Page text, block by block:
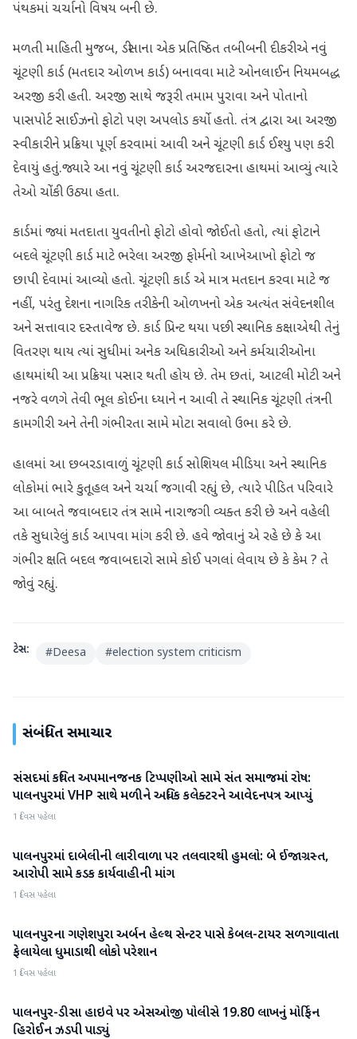
પંથકમાં ચર્ચાનો વિષય બની છે.
​મળતી માહિતી મુજબ, ડીસાના એક પ્રતિષ્ઠિત તબીબની દીકરીએ નવું
ચૂંટણી કાર્ડ (મતદાર ઓળખ કાર્ડ) બનાવવા માટે ઓનલાઈન નિયમબદ્ધ
અરજી કરી હતી. અરજી સાથે જરૂરી તમામ પુરાવા અને પોતાનો
પાસપોર્ટ સાઈઝનો ફોટો પણ અપલોડ કર્યો હતો. તંત્ર દ્વારા આ અરજી
સ્વીકારીને પ્રક્રિયા પૂર્ણ કરવામાં આવી અને ચૂંટણી કાર્ડ ઈશ્યુ પણ કરી
દેવાયું હતું.જ્યારે આ નવું ચૂંટણી કાર્ડ અરજદારના હાથમાં આવ્યું ત્યારે
તેઓ ચોંકી ઉઠ્યા હતા.
કાર્ડમાં જ્યાં મતદાતા યુવતીનો ફોટો હોવો જોઈતો હતો, ત્યાં ફોટાને
બદલે ચૂંટણી કાર્ડ માટે ભરેલા અરજી ફોર્મનો આખેઆખો ફોટો જ
છાપી દેવામાં આવ્યો હતો. ​ચૂંટણી કાર્ડ એ માત્ર મતદાન કરવા માટે જ
નહીં, પરંતુ દેશના નાગરિક તરીકેની ઓળખનો એક અત્યંત સંવેદનશીલ
અને સત્તાવાર દસ્તાવેજ છે. કાર્ડ પ્રિન્ટ થયા પછી સ્થાનિક કક્ષાએથી તેનું
વિતરણ થાય ત્યાં સુધીમાં અનેક અધિકારીઓ અને કર્મચારીઓના
હાથમાંથી આ પ્રક્રિયા પસાર થતી હોય છે. તેમ છતાં, આટલી મોટી અને
નજરે વળગે તેવી ભૂલ કોઈના ધ્યાને ન આવી તે સ્થાનિક ચૂંટણી તંત્રની
કામગીરી અને તેની ગંભીરતા સામે મોટા સવાલો ઉભા કરે છે.
​હાલમાં આ છબરડાવાળું ચૂંટણી કાર્ડ સોશિયલ મીડિયા અને સ્થાનિક
લોકોમાં ભારે કુતૂહલ અને ચર્ચા જગાવી રહ્યું છે, ત્યારે પીડિત પરિવારે
આ બાબતે જવાબદાર તંત્ર સામે નારાજગી વ્યક્ત કરી છે અને વહેલી
તકે સુધારેલું કાર્ડ આપવા માંગ કરી છે. હવે જોવાનું એ રહે છે કે આ
ગંભીર ક્ષતિ બદલ જવાબદારો સામે કોઈ પગલાં લેવાય છે કે કેમ ? તે
જોવું રહ્યું.
ટેગ્સ: #Deesa #election system criticism
સંબંધિત સમાચાર
બનાસકાંઠા
સંસદમાં કથિત અપમાનજનક ટિપ્પણીઓ સામે સંત સમાજમાં રોષ:
પાલનપુરમાં VHP સાથે મળીને અધિક કલેક્ટરને આવેદનપત્ર આપ્યું
1 દિવસ પહેલા
બનાસકાંઠા
પાલનપુરમાં દાબેલીની લારીવાળા પર તલવારથી હુમલો: બે ઈજાગ્રસ્ત,
આરોપી સામે કડક કાર્યવાહીની માંગ
1 દિવસ પહેલા
બનાસકાંઠા
પાલનપુરના ગણેશપુરા અર્બન હેલ્થ સેન્ટર પાસે કેબલ-ટાયર સળગાવાતા
ફેલાયેલા ધુમાડાથી લોકો પરેશાન
1 દિવસ પહેલા
બનાસકાંઠા
પાલનપુર-ડીસા હાઇવે પર એસઓજી પોલીસે 19.80 લાખનું મોર્ફિન
હિરોઈન ઝડપી પાડ્યું